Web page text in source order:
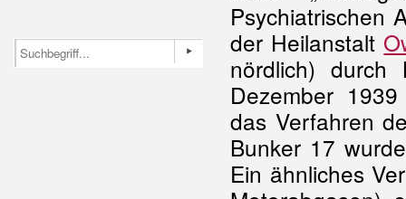
Psychiatrischen
der Heilanstalt
nördlich) durch
Dezember
das Verfahren
Bunker 17
Ein ähnliches